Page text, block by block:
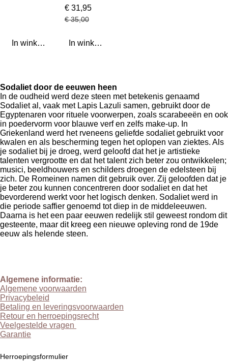
In winkelwagen
€ 31,95
€ 35,00
In winkelwagen
Sodaliet door de eeuwen heen
In de oudheid werd deze steen met betekenis genaamd
Sodaliet al, vaak met Lapis Lazuli samen, gebruikt door de
Egyptenaren voor rituele voorwerpen, zoals scarabeeën en ook
in poedervorm voor blauwe verf en zelfs make-up. In
Griekenland werd het rveneens geliefde sodaliet gebruikt voor
kwalen en als bescherming tegen het oplopen van ziektes. Als
je sodaliet bij je droeg, werd geloofd dat het je artistieke
talenten vergrootte en dat het talent zich beter zou ontwikkelen;
musici, beeldhouwers en schilders droegen de edelsteen bij
zich. De Romeinen namen dit gebruik over. Zij geloofden dat je
je beter zou kunnen concentreren door sodaliet en dat het
bevorderend werkt voor het logisch denken. Sodaliet werd in
die periode saffier genoemd tot diep in de middeleeuwen.
Daarna is het een paar eeuwen redelijk stil geweest rondom dit
gesteente, maar dit kreeg een nieuwe opleving rond de 19de
eeuw als helende steen.
Algemene informatie:
Algemene voorwaarden
Privacybeleid
Betaling en leveringsvoorwaarden
Retour en herroepingsrecht
Veelgestelde vragen
Garantie
Herroepingsformulier